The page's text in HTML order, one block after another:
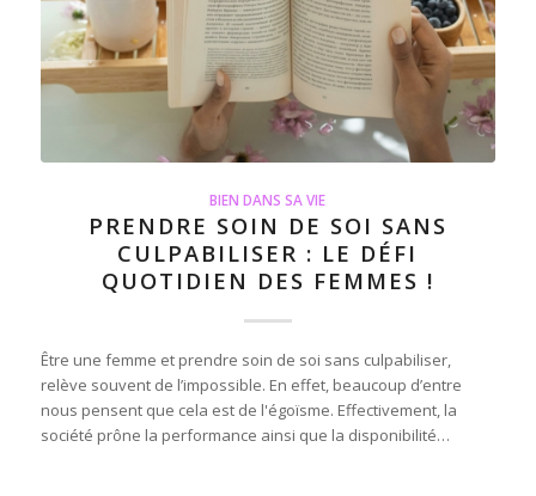
BIEN DANS SA VIE
PRENDRE SOIN DE SOI SANS
CULPABILISER : LE DÉFI
QUOTIDIEN DES FEMMES !
Être une femme et prendre soin de soi sans culpabiliser,
relève souvent de l’impossible. En effet, beaucoup d’entre
nous pensent que cela est de l'égoïsme. Effectivement, la
société prône la performance ainsi que la disponibilité…